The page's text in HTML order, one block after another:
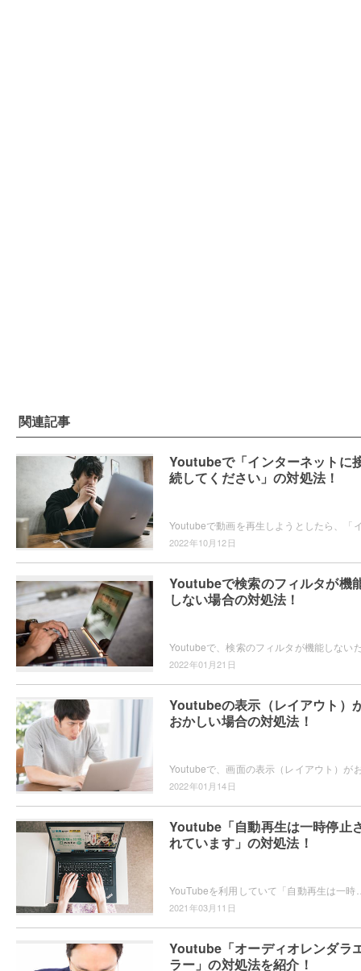
関連記事
Youtubeで「インターネットに
続してください」の対処法！
2022年10月12日
Youtubeで検索のフィルタが機
しない場合の対処法！
2022年01月21日
Youtubeの表示（レイアウト）
おかしい場合の対処法！
2022年01月14日
Youtube「自動再生は一時停止
れています」の対処法！
2021年03月11日
Youtube「オーディオレンダラ
ラー」の対処法を紹介！